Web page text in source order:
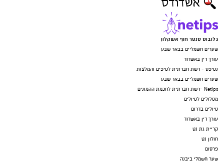
גלובוס סנטר חוף אשקלון
שערים חשמליים בבאר שבע
עורך דין באשדוד
נטיפס - רשת חברתית לטיפים והמלצות
שערים חשמליים בבאר שבע
Netips -רשת חברתית לחכמת ההמונים
מסלולים לטיולים
טיולים בדרום
עורך דין באשדוד
קריית גת נט
חולון נט
פרסום
שער חשמלי ביבנה